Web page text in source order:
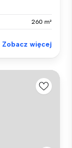
260 m²
Zobacz więcej